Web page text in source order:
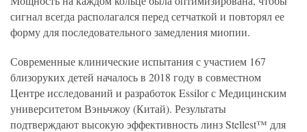
сигнал всегда располагался перед сетчаткой и повторял ее
форму для последовательного замедления миопии.
Современные клинические испытания с участием 167
близоруких детей началось в 2018 году в совместном
Центре исследований и разработок Essilor с Медицинским
университетом Вэньчжоу (Китай). Результаты
подтверждают высокую эффективность линз Stellest™ для